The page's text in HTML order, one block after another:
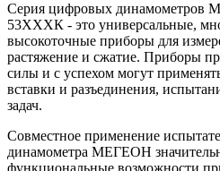
Серия цифровых
53ХХХК - это универсальные,
высокоточные приборы для
растяжение и сжатие. Приборы
силы и с успехом могут
вставки и разъединения,
задач.
Совместное применение
динамометра МЕГЕОН